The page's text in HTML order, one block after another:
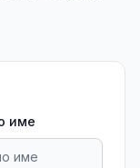
име